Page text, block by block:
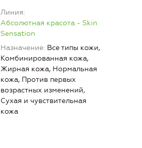
Линия
Абсолютная красота - Skin
Sensation
Назначение Все типы кожи,
Комбинированная кожа,
Жирная кожа, Нормальная
кожа, Против первых
возрастных изменений,
Сухая и чувствительная
кожа